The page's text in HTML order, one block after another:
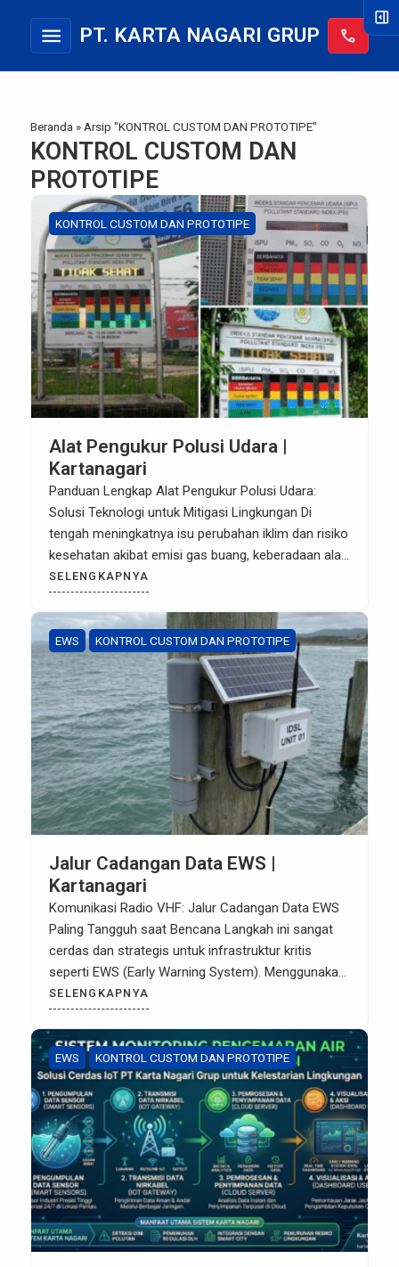
menu PT. KARTA NAGARI GRUP call
Beranda » Arsip "KONTROL CUSTOM DAN PROTOTIPE"
KONTROL CUSTOM DAN
PROTOTIPE
KONTROL CUSTOM DAN PROTOTIPE
Alat Pengukur Polusi Udara |
Kartanagari
Panduan Lengkap Alat Pengukur Polusi Udara:
Solusi Teknologi untuk Mitigasi Lingkungan Di
tengah meningkatnya isu perubahan iklim dan risiko
kesehatan akibat emisi gas buang, keberadaan alat
pengukur polusi udara atau Air Quality Monitoring
System (AQMS) menjadi instrumen krusial bagi
sektor industri maupun pemerintah. Bukan sekadar
alat deteksi, teknologi ini adalah garda terdepan
dalam pengambilan kebijakan […]
SELENGKAPNYA
EWS KONTROL CUSTOM DAN PROTOTIPE
Jalur Cadangan Data EWS |
Kartanagari
Komunikasi Radio VHF: Jalur Cadangan Data EWS
Paling Tangguh saat Bencana Langkah ini sangat
cerdas dan strategis untuk infrastruktur kritis
seperti EWS (Early Warning System). Menggunakan
frekuensi VHF (Very High Frequency) sebagai jalur
redundancy (cadangan) memastikan data tetap
terkirim meskipun jaringan seluler (GSM/4G)
tumbang akibat bencana atau gangguan sinyal di
daerah remote (seperti perbukitan Bogor). […]
SELENGKAPNYA
EWS KONTROL CUSTOM DAN PROTOTIPE
right_panel_open